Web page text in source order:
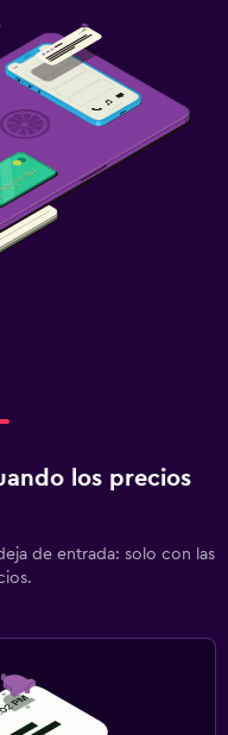
los precios
de entrada: solo con las